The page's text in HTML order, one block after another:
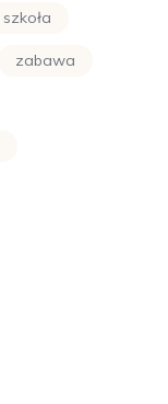
szkoła
zabawa